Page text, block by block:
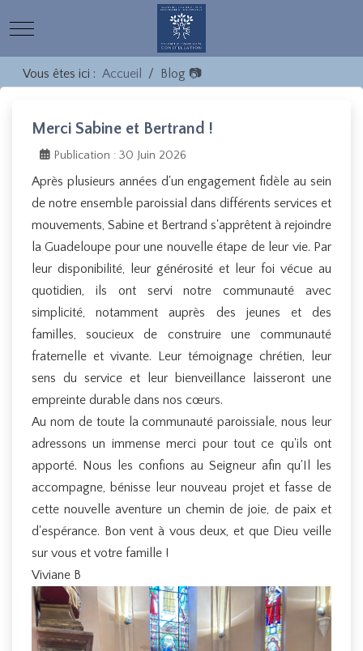
Mobile Menu Toggle
Vous êtes ici : Accueil Blog 📷
Merci Sabine et Bertrand !
Publication : 30 Juin 2026
Après plusieurs années d'un engagement fidèle au sein
de notre ensemble paroissial dans différents services et
mouvements, Sabine et Bertrand s'apprêtent à rejoindre
la Guadeloupe pour une nouvelle étape de leur vie. Par
leur disponibilité, leur générosité et leur foi vécue au
quotidien, ils ont servi notre communauté avec
simplicité, notamment auprès des jeunes et des
familles, soucieux de construire une communauté
fraternelle et vivante. Leur témoignage chrétien, leur
sens du service et leur bienveillance laisseront une
empreinte durable dans nos cœurs.
Au nom de toute la communauté paroissiale, nous leur
adressons un immense merci pour tout ce qu'ils ont
apporté. Nous les confions au Seigneur afin qu'Il les
accompagne, bénisse leur nouveau projet et fasse de
cette nouvelle aventure un chemin de joie, de paix et
d'espérance. Bon vent à vous deux, et que Dieu veille
sur vous et votre famille !
Viviane B